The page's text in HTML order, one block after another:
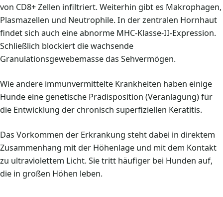
von CD8+ Zellen infiltriert. Weiterhin gibt es Makrophagen,
Plasmazellen und Neutrophile. In der zentralen Hornhaut
findet sich auch eine abnorme MHC-Klasse-II-Expression.
Schließlich blockiert die wachsende
Granulationsgewebemasse das Sehvermögen.
Wie andere immunvermittelte Krankheiten haben einige
Hunde eine genetische Prädisposition (Veranlagung) für
die Entwicklung der chronisch superfiziellen Keratitis.
Das Vorkommen der Erkrankung steht dabei in direktem
Zusammenhang mit der Höhenlage und mit dem Kontakt
zu ultraviolettem Licht. Sie tritt häufiger bei Hunden auf,
die in großen Höhen leben.